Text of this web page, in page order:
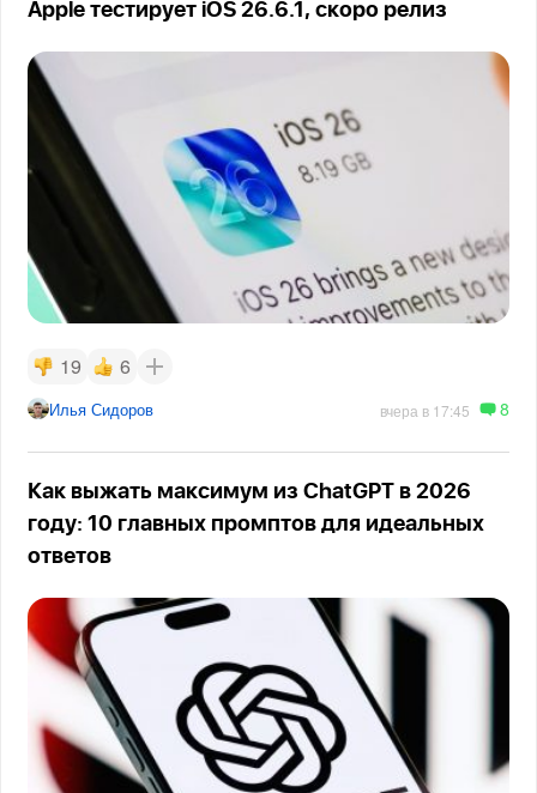
Apple тестирует iOS 26.6.1, скоро релиз
19 6
Илья Сидоров вчера в 17:45 8
Как выжать максимум из ChatGPT в 2026
году: 10 главных промптов для идеальных
ответов